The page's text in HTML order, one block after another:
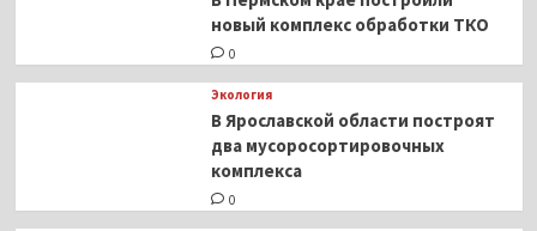
новый комплекс обработки ТКО
0
Экология
В Ярославской области построят
два мусоросортировочных
комплекса
0